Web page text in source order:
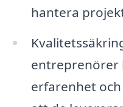
hantera
entreprenörer
erfarenhet